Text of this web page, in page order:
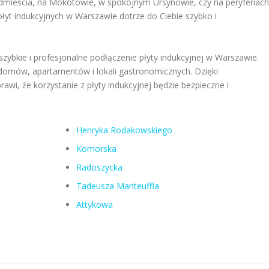
indukcyjnych w Warszawie dotrze do Ciebie szybko i
i profesjonalne podłączenie płyty indukcyjnej w Warszawie.
apartamentów i lokali gastronomicznych. Dzięki
że korzystanie z płyty indukcyjnej będzie bezpieczne i
Henryka Rodakowskiego
Komorska
Radoszycka
Tadeusza Manteuffla
Attykowa